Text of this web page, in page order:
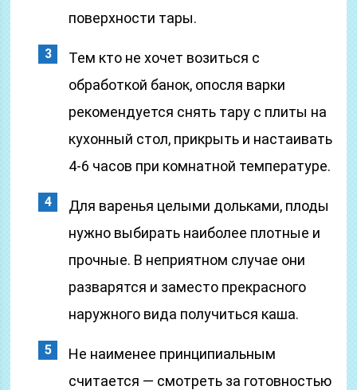
поверхности тары.
Тем кто не хочет возиться с
обработкой банок, опосля варки
рекомендуется снять тару с плиты на
кухонный стол, прикрыть и настаивать
4-6 часов при комнатной температуре.
Для варенья целыми дольками, плоды
нужно выбирать наиболее плотные и
прочные. В неприятном случае они
разварятся и заместо прекрасного
наружного вида получиться каша.
Не наименее принципиальным
считается — смотреть за готовностью